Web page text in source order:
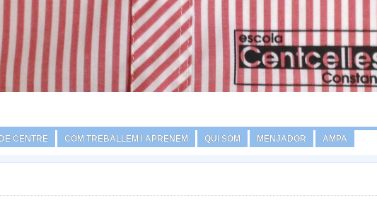
CENTRE COM TREBALLEM I APRENEM QUI SOM MENJADOR AMPA